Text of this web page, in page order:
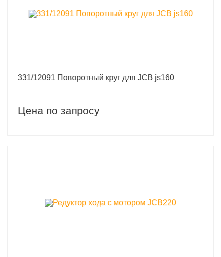
331/12091 Поворотный круг для JCB js160
Цена по запросу